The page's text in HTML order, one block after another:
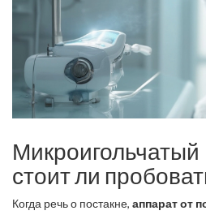
Микроигольчатый
стоит ли
Когда речь о постакне, аппарат от